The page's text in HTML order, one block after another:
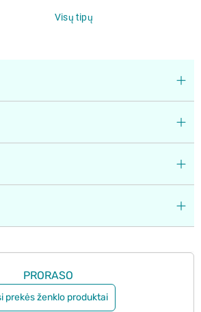
Visų tipų
PRORASO
prekės ženklo produktai